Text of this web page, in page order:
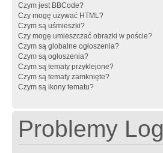
Czym jest BBCode?
Czy mogę używać HTML?
Czym są uśmieszki?
Czy mogę umieszczać obrazki w poście?
Czym są globalne ogłoszenia?
Czym są ogłoszenia?
Czym są tematy przyklejone?
Czym są tematy zamknięte?
Czym są ikony tematu?
Problemy